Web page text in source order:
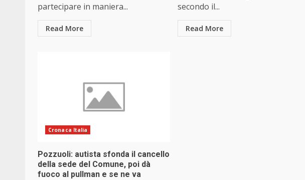
partecipare in maniera...
Read More
secondo il...
Read More
Cronaca Italia
Pozzuoli: autista sfonda il cancello
della sede del Comune, poi dà
fuoco al pullman e se ne va